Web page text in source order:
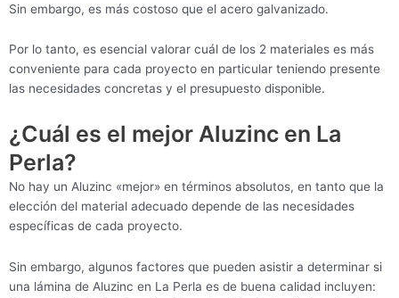
Sin embargo, es más costoso que el acero galvanizado.
Por lo tanto, es esencial valorar cuál de los 2 materiales es más
conveniente para cada proyecto en particular teniendo presente
las necesidades concretas y el presupuesto disponible.
¿Cuál es el mejor Aluzinc en La
Perla?
No hay un Aluzinc «mejor» en términos absolutos, en tanto que la
elección del material adecuado depende de las necesidades
específicas de cada proyecto.
Sin embargo, algunos factores que pueden asistir a determinar si
una lámina de Aluzinc en La Perla es de buena calidad incluyen: